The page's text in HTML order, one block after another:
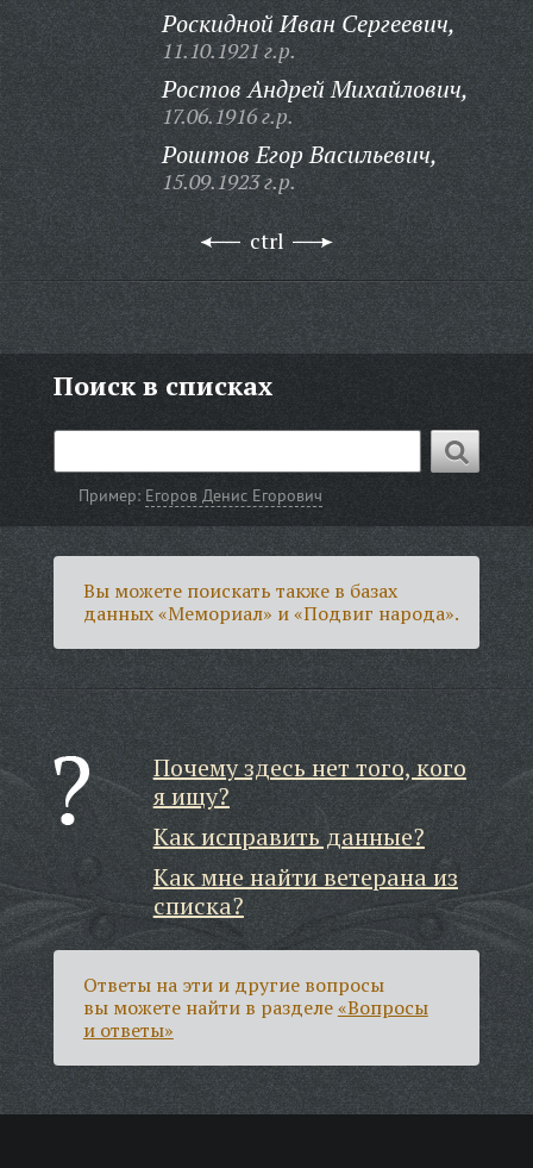
Роскидной Иван Сергеевич,
11.10.1921 г.р.
Ростов Андрей Михайлович,
17.06.1916 г.р.
Роштов Егор Васильевич,
15.09.1923 г.р.
ctrl
Поиск в списках
Пример: Егоров Денис Егорович
Вы можете поискать также в базах
данных «Мемориал» и «Подвиг народа».
Почему здесь нет того, кого
я ищу?
Как исправить данные?
Как мне найти ветерана из
списка?
Ответы на эти и другие вопросы
вы можете найти в разделе«Вопросы
и ответы»